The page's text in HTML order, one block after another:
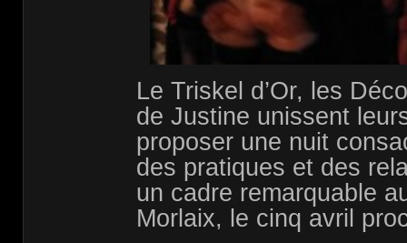
Le Triskel d’Or, les
de Justine unissent
proposer une nuit
des pratiques et des
un cadre remarquable
Morlaix, le cinq avril